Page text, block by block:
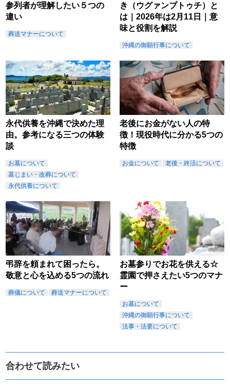
参列者が理解したい５つの
違い
葬送マナーについて
き（ウグァンブトゥチ）と
は｜2026年は2月11日｜意
味と役割を解説
沖縄の御願行事について
永代供養を沖縄で決めた理
由。参考になる三つの体験
談
お墓について
墓じまい・改葬について
永代供養について
老後にお金がない人の特
徴！現役時代に分かる5つの
特徴
お金について 老後・終活について
弔辞を頼まれて困ったら。
敬意と心を込める5つの流れ
葬儀について 葬送マナーについて
お墓参りでお花を供える☆
霊園で押さえたい5つのマナ
ー
お墓について
沖縄の御願行事について
法事・法要について
合わせて読みたい